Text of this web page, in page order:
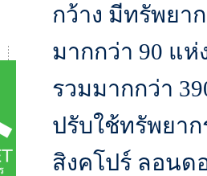
กว้าง มีทรัพยา
มากกว่า 90 แ
รวมมากกว่า
ปรับใช้ทรัพยา
สิงคโปร์ ลอนด